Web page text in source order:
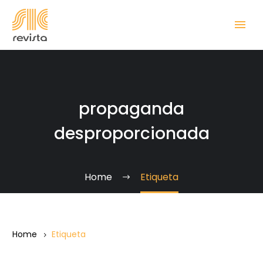
propaganda
desproporcionada
Home Etiqueta
Home Etiqueta